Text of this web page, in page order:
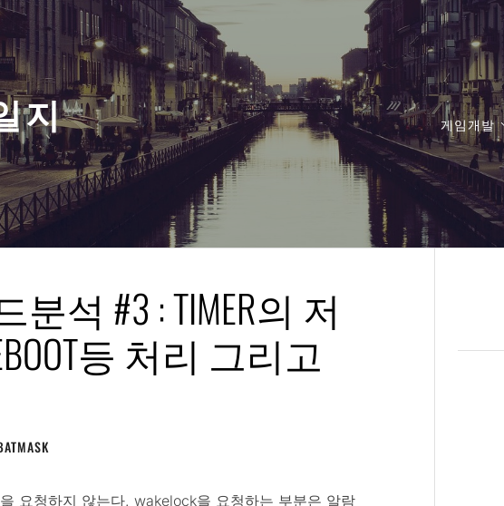
지 게임개발
분석 #3 : TIMER의 저
등 처리 그리고
요청하지 않는다. wakelock을 요청하는 부분은 알람